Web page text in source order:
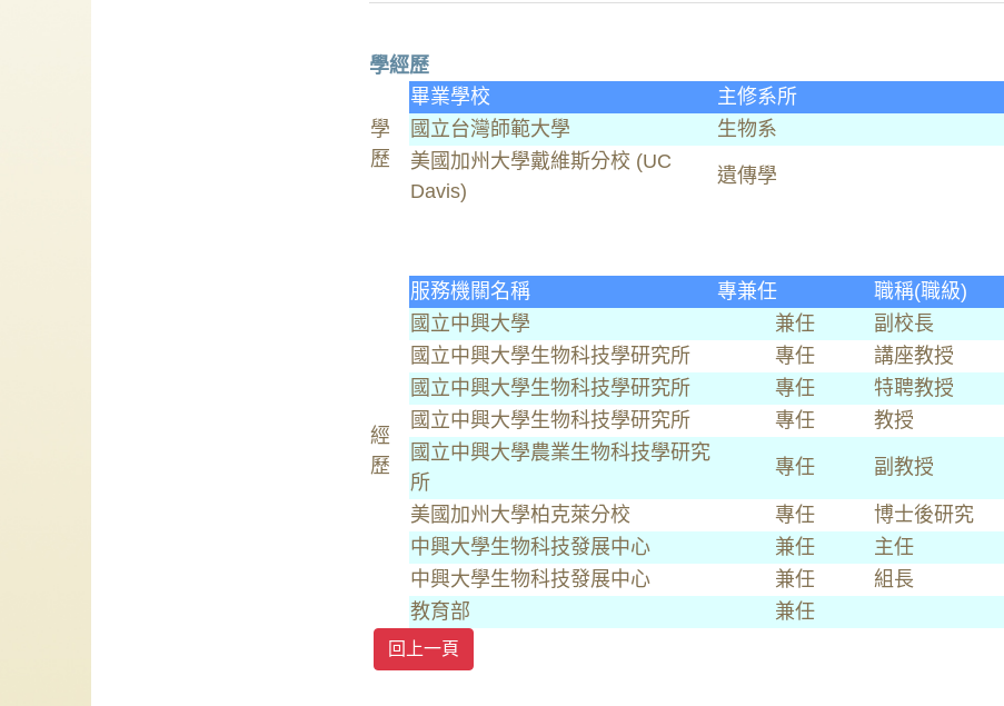
學經歷
學
歷
畢業學校 主修系所
國立台灣師範大學
生物系
美國加州大學戴維斯分校 (UC
Davis)
遺傳學
經
歷
服務機關名稱 專兼任 職稱(職級)
國立中興大學
兼任 副校長
國立中興大學生物科技學研究所
專任 講座教授
國立中興大學生物科技學研究所
專任 特聘教授
國立中興大學生物科技學研究所
專任 教授
國立中興大學農業生物科技學研究
所
專任 副教授
美國加州大學柏克萊分校 專任 博士後研究
中興大學生物科技發展中心
兼任 主任
中興大學生物科技發展中心
兼任 組長
教育部
兼任